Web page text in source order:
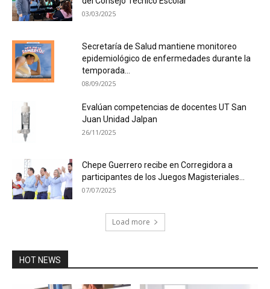
03/03/2025
Secretaría de Salud mantiene monitoreo
epidemiológico de enfermedades durante la
temporada...
08/09/2025
Evalúan competencias de docentes UT San
Juan Unidad Jalpan
26/11/2025
Chepe Guerrero recibe en Corregidora a
participantes de los Juegos Magisteriales...
07/07/2025
Load more
HOT NEWS